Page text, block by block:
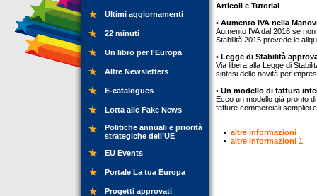
Ultimi aggiornamenti
22 minuti
Un libro per l'Europa
Altre Newsletters
E-catalogues
Lotta alle Fake News
Politiche annuali e priorità
strategiche dell’UE
EU Events
Portale La tua Europa
Progetti approvati
Articoli e Tutorial
• Aumento IVA nella
Aumento IVA dal 2016 se
Stabilità 2015 prevede le
• Legge di Stabilità
Via libera alla Legge di
sintesi delle novità per
• Un modello di fattura
Ecco un modello già pronto
fatture commerciali semplici
• altre informazioni
• altre informazioni 1